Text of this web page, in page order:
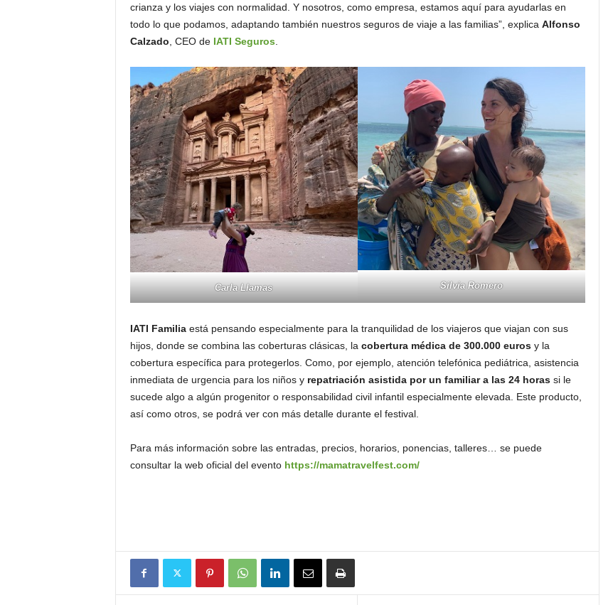
crianza y los viajes con normalidad. Y nosotros, como empresa, estamos aquí para ayudarlas en
todo lo que podamos, adaptando también nuestros seguros de viaje a las familias”, explica Alfonso
Calzado , CEO de IATI Seguros
Carla Llamas Silvia Romero
IATI Familiaestá pensando especialmente para la tranquilidad de los viajeros que viajan con sus
hijos, donde se combina las coberturas clásicas, la cobertura médica de 300.000 eurosy la
cobertura específica para protegerlos. Como, por ejemplo, atención telefónica pediátrica, asistencia
inmediata de urgencia para los niños y repatriación asistida por un familiar a las 24 horassi le
sucede algo a algún progenitor o responsabilidad civil infantil especialmente elevada. Este producto,
así como otros, se podrá ver con más detalle durante el festival.
Para más información sobre las entradas, precios, horarios, ponencias, talleres… se puede
consultar la web oficial del evento https://mamatravelfest.com/